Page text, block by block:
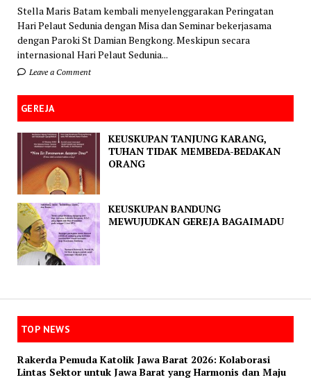
Stella Maris Batam kembali menyelenggarakan Peringatan
Hari Pelaut Sedunia dengan Misa dan Seminar bekerjasama
dengan Paroki St Damian Bengkong. Meskipun secara
internasional Hari Pelaut Sedunia...
Leave a Comment
GEREJA
KEUSKUPAN TANJUNG KARANG,
TUHAN TIDAK MEMBEDA-BEDAKAN
ORANG
KEUSKUPAN BANDUNG
MEWUJUDKAN GEREJA BAGAIMADU
TOP NEWS
Rakerda Pemuda Katolik Jawa Barat 2026: Kolaborasi
Lintas Sektor untuk Jawa Barat yang Harmonis dan Maju